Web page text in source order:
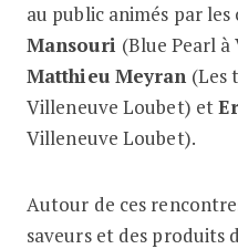
au public animés par
Mansouri (Blue Pearl
Matthieu Meyran (Les
Villeneuve Loubet) et
Villeneuve Loubet).
Autour de ces
saveurs et des produits